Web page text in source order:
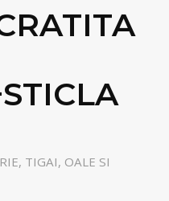
TIGAI, OALE SI